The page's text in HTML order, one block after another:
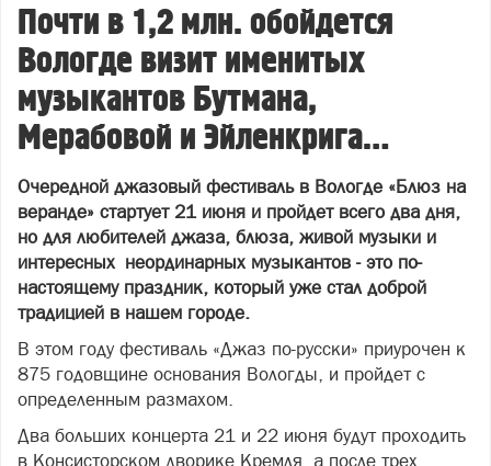
Почти в 1,2 млн. обойдется
Вологде визит именитых
музыкантов Бутмана,
Мерабовой и Эйленкрига…
Очередной джазовый фестиваль в Вологде «Блюз на
веранде» стартует 21 июня и пройдет всего два дня,
но для любителей джаза, блюза, живой музыки и
интересных неординарных музыкантов - это по-
настоящему праздник, который уже стал доброй
традицией в нашем городе.
В этом году фестиваль «Джаз по-русски» приурочен к
875 годовщине основания Вологды, и пройдет с
определенным размахом.
Два больших концерта 21 и 22 июня будут проходить
в Консисторском дворике Кремля, а после трех